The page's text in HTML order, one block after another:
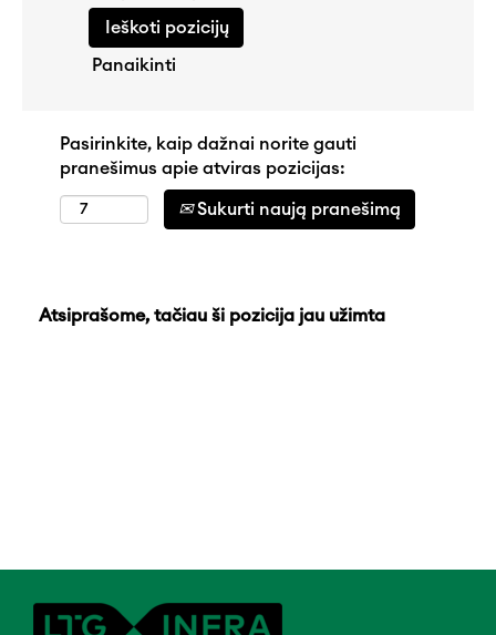
Panaikinti
Pasirinkite, kaip dažnai norite gauti
pranešimus apie atviras pozicijas:
Sukurti naują pranešimą
Atsiprašome, tačiau ši pozicija jau užimta